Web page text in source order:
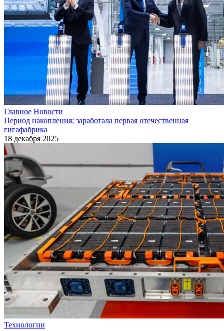
Главное Новости
Период накопления: заработала первая отечественная
гигафабрика
18 декабря 2025
Технологии